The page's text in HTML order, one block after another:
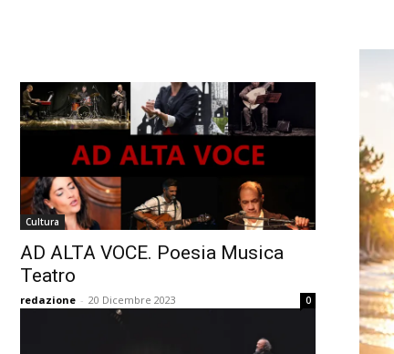
Cultura
AD ALTA VOCE. Poesia Musica
Teatro
redazione - 20 Dicembre 2023 0